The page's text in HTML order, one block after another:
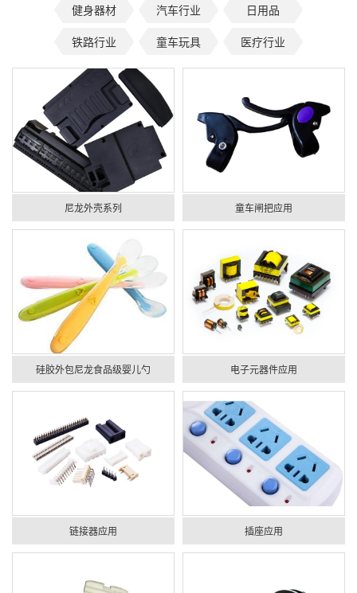
健身器材
汽车行业
日用品
铁路行业
童车玩具 医疗行业
尼龙外壳系列 童车闸把应用
硅胶外包尼龙食品级婴儿勺 电子元器件应用
链接器应用 插座应用